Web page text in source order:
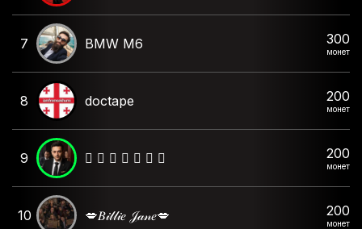
7 BMW M6 300
монет
8 doctape 200
монет
9 🫆 𝙲 𝙷 𝙴 𝙺 𝙾 🫆 200
монет
10 💋𝐵𝒾𝓁𝓁𝒾𝑒 𝒥𝒶𝓃𝑒💋 200
монет